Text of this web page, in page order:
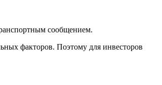
сообщением.
факторов. Поэтому для инвесторов